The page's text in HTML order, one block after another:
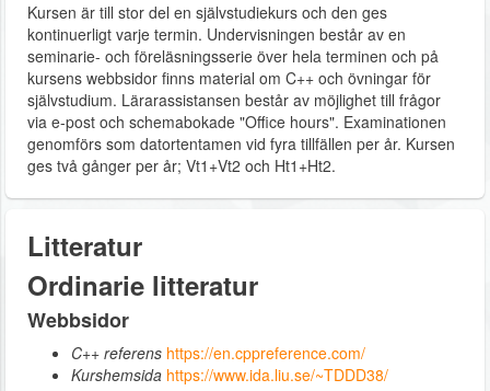
Kursen är till stor del en självstudiekurs och den ges
kontinuerligt varje termin. Undervisningen består av en
seminarie- och föreläsningsserie över hela terminen och på
kursens webbsidor finns material om C++ och övningar för
självstudium. Lärarassistansen består av möjlighet till frågor
via e-post och schemabokade "Office hours". Examinationen
genomförs som datortentamen vid fyra tillfällen per år. Kursen
ges två gånger per år; Vt1+Vt2 och Ht1+Ht2.
Litteratur
Ordinarie litteratur
Webbsidor
C++ referens https://en.cppreference.com/
Kurshemsida https://www.ida.liu.se/~TDDD38/